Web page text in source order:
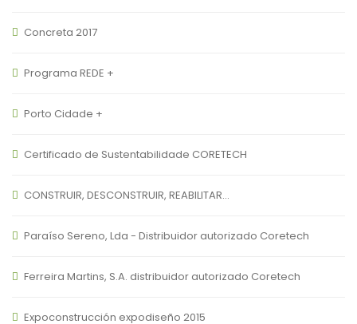
Concreta 2017
Programa REDE +
Porto Cidade +
Certificado de Sustentabilidade CORETECH
CONSTRUIR, DESCONSTRUIR, REABILITAR…
Paraíso Sereno, Lda - Distribuidor autorizado Coretech
Ferreira Martins, S.A. distribuidor autorizado Coretech
Expoconstrucción expodiseño 2015